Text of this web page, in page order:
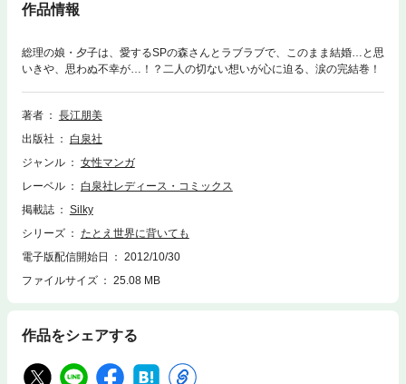
作品情報
総理の娘・夕子は、愛するSPの森さんとラブラブで、このまま結婚…と思
いきや、思わぬ不幸が…！？二人の切ない想いが心に迫る、涙の完結巻！
著者
長江朋美
出版社
白泉社
ジャンル
女性マンガ
レーベル
白泉社レディース・コミックス
掲載誌
Silky
シリーズ
たとえ世界に背いても
電子版配信開始日
2012/10/30
ファイルサイズ
25.08 MB
作品をシェアする